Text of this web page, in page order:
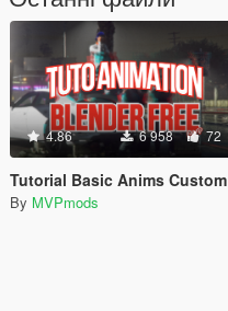
4.86 6 958 72
Tutorial Basic Anims Custom
By MVPmods